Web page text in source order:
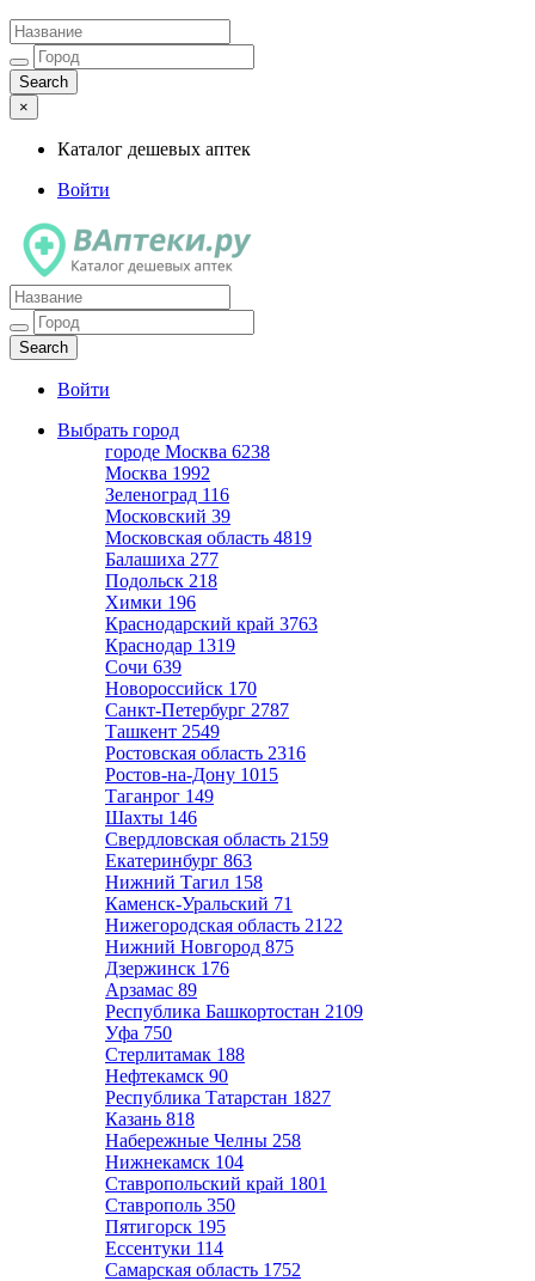
×
Каталог дешевых аптек
Войти
Каталог дешевых аптек
Войти
Выбрать город
городе Москва 6238
Москва 1992
Зеленоград 116
Московский 39
Московская область 4819
Балашиха 277
Подольск 218
Химки 196
Краснодарский край 3763
Краснодар 1319
Сочи 639
Новороссийск 170
Санкт-Петербург 2787
Ташкент 2549
Ростовская область 2316
Ростов-на-Дону 1015
Таганрог 149
Шахты 146
Свердловская область 2159
Екатеринбург 863
Нижний Тагил 158
Каменск-Уральский 71
Нижегородская область 2122
Нижний Новгород 875
Дзержинск 176
Арзамас 89
Республика Башкортостан 2109
Уфа 750
Стерлитамак 188
Нефтекамск 90
Республика Татарстан 1827
Казань 818
Набережные Челны 258
Нижнекамск 104
Ставропольский край 1801
Ставрополь 350
Пятигорск 195
Ессентуки 114
Самарская область 1752